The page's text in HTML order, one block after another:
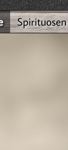
Spirituosen